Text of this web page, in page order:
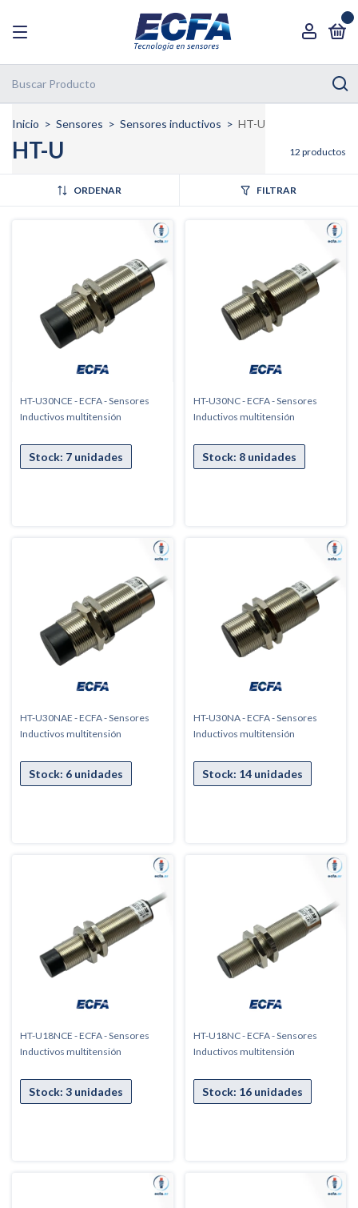
Inicio > Sensores > Sensores inductivos > HT-U
HT-U 12 productos
ORDENAR FILTRAR
HT-U30NCE - ECFA - Sensores
Inductivos multitensión
HT-U30NC - ECFA - Sensores
Inductivos multitensión
HT-U30NAE - ECFA - Sensores
Inductivos multitensión
HT-U30NA - ECFA - Sensores
Inductivos multitensión
HT-U18NCE - ECFA - Sensores
Inductivos multitensión
HT-U18NC - ECFA - Sensores
Inductivos multitensión